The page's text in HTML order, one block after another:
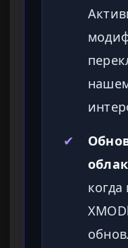
✔
когда